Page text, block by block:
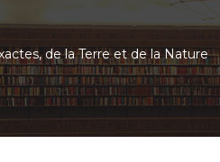
de la Terre et de la Nature